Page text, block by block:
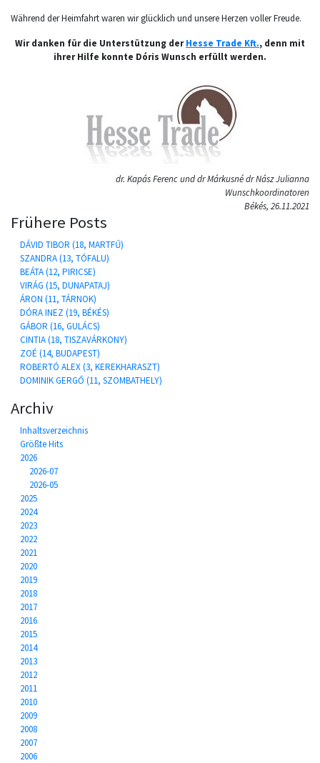
Während der Heimfahrt waren wir glücklich und unsere Herzen voller Freude.
Wir danken für die Unterstützung derHesse Trade Kft., denn mit
ihrer Hilfe konnte Dóris Wunsch erfüllt werden.
dr. Kapás Ferenc und dr Márkusné dr Nász Julianna
Wunschkoordinatoren
Békés, 26.11.2021
Frühere Posts
DÁVID TIBOR (18, MARTFŰ)
SZANDRA (13, TÓFALU)
BEÁTA (12, PIRICSE)
VIRÁG (15, DUNAPATAJ)
ÁRON (11, TÁRNOK)
DÓRA INEZ (19, BÉKÉS)
GÁBOR (16, GULÁCS)
CINTIA (18, TISZAVÁRKONY)
ZOÉ (14, BUDAPEST)
ROBERTÓ ALEX (3, KEREKHARASZT)
DOMINIK GERGŐ (11, SZOMBATHELY)
Archiv
Inhaltsverzeichnis
Größte Hits
2026
2026-07
2026-05
2025
2024
2023
2022
2021
2020
2019
2018
2017
2016
2015
2014
2013
2012
2011
2010
2009
2008
2007
2006